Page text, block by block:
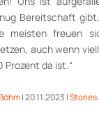
Bereitschaft
meisten freuen
auch wenn
Prozent da ist.“
|20.11.2023 |Stories